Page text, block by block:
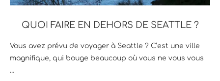
QUOI FAIRE EN DEHORS DE SEATTLE ?
Vous avez prévu de voyager à Seattle ? C’est une ville
magnifique, qui bouge beaucoup où vous ne vous vous
…